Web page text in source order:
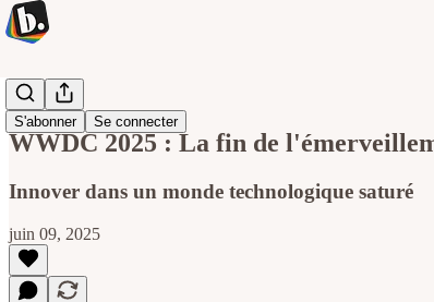
S'abonner Se connecter
Du buro
WWDC 2025 : La fin de
Innover dans un monde technologique saturé
juin 09, 2025